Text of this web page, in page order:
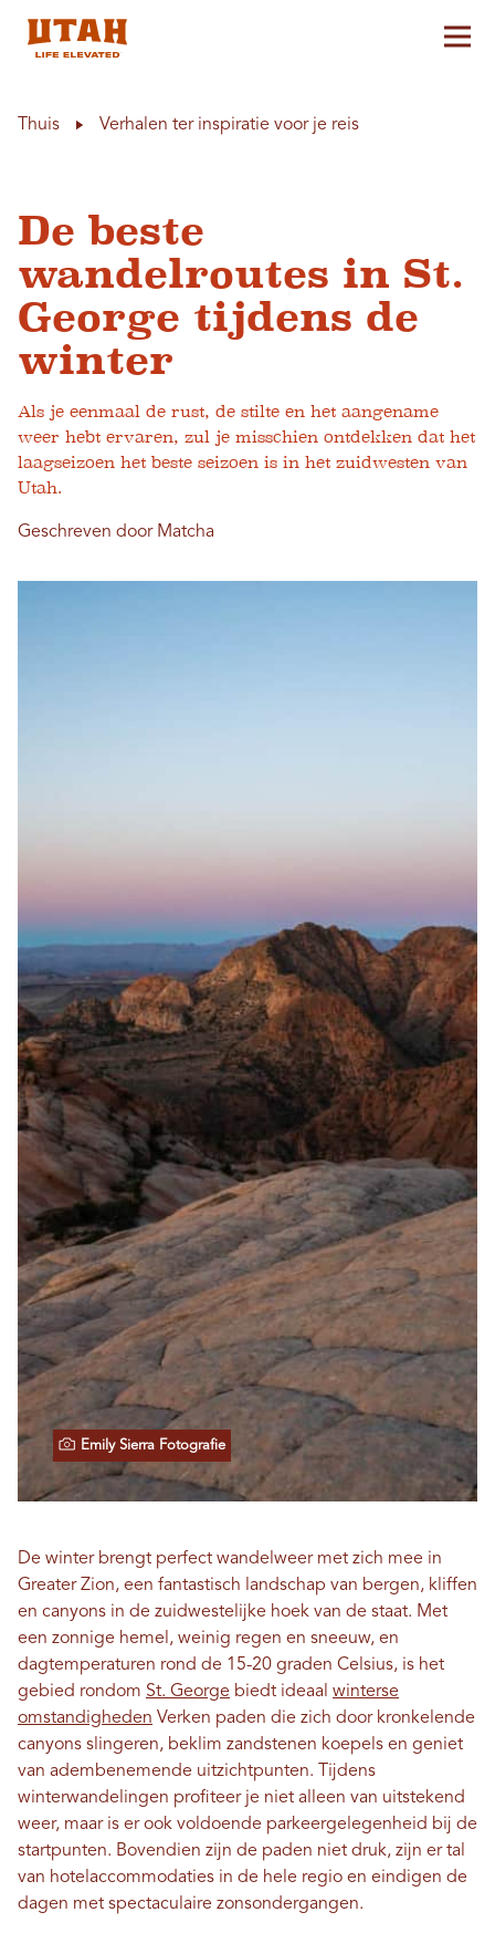
Thuis Verhalen ter inspiratie voor je reis
De beste
wandelroutes in St.
George tijdens de
winter
Als je eenmaal de rust, de stilte en het aangename
weer hebt ervaren, zul je misschien ontdekken dat het
laagseizoen het beste seizoen is in het zuidwesten van
Utah.
Geschreven door Matcha
Emily Sierra Fotografie
De winter brengt perfect wandelweer met zich mee in
Greater Zion, een fantastisch landschap van bergen, kliffen
en canyons in de zuidwestelijke hoek van de staat. Met
een zonnige hemel, weinig regen en sneeuw, en
dagtemperaturen rond de 15-20 graden Celsius, is het
gebied rondom St. George biedt ideaal winterse
omstandigheden Verken paden die zich door kronkelende
canyons slingeren, beklim zandstenen koepels en geniet
van adembenemende uitzichtpunten. Tijdens
winterwandelingen profiteer je niet alleen van uitstekend
weer, maar is er ook voldoende parkeergelegenheid bij de
startpunten. Bovendien zijn de paden niet druk, zijn er tal
van hotelaccommodaties in de hele regio en eindigen de
dagen met spectaculaire zonsondergangen.